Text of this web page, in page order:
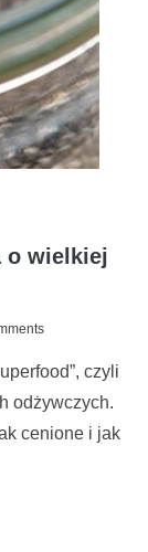
o wielkiej
czyli
odżywczych.
cenione i jak